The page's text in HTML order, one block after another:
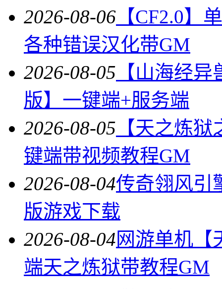
2026-08-06 【CF2.0】
各种错误汉化带GM
2026-08-05 【山海经
版】一键端+服务端
2026-08-05 【天之炼
键端带视频教程GM
2026-08-04传奇翎风引
版游戏下载
2026-08-04网游单机【
端天之炼狱带教程GM